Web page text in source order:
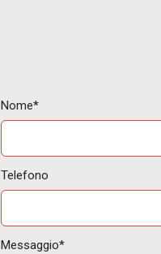
Nome*
Telefono
Messaggio*